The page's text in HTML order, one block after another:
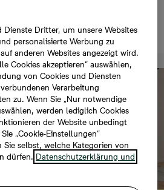
2
m²
Dienste Dritter, um unsere Websites
personalisierte Werbung zu
anderen Websites angezeigt wird.
Cookies akzeptieren“ auswählen,
von Cookies und Diensten
Verarbeitung
zu. Wenn Sie „Nur notwendige
werden lediglich Cookies
der Website unbedingt
„Cookie-Einstellungen“
Sie selbst, welche Kategorien von
dürfen. Datenschutzerklärung und